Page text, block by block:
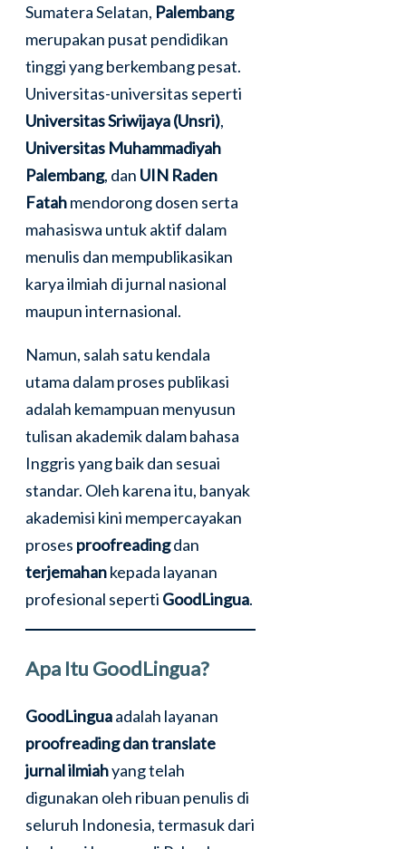
Sumatera Selatan, Palembang
merupakan pusat pendidikan
tinggi yang berkembang pesat.
Universitas-universitas seperti
Universitas Sriwijaya (Unsri),
Universitas Muhammadiyah
Palembang, dan UIN Raden
Fatahmendorong dosen serta
mahasiswa untuk aktif dalam
menulis dan mempublikasikan
karya ilmiah di jurnal nasional
maupun internasional.
Namun, salah satu kendala
utama dalam proses publikasi
adalah kemampuan menyusun
tulisan akademik dalam bahasa
Inggris yang baik dan sesuai
standar. Oleh karena itu, banyak
akademisi kini mempercayakan
proses proofreadingdan
terjemahankepada layanan
profesional seperti GoodLingua.
Apa Itu GoodLingua?
GoodLinguaadalah layanan
proofreading dan translate
jurnal ilmiahyang telah
digunakan oleh ribuan penulis di
seluruh Indonesia, termasuk dari